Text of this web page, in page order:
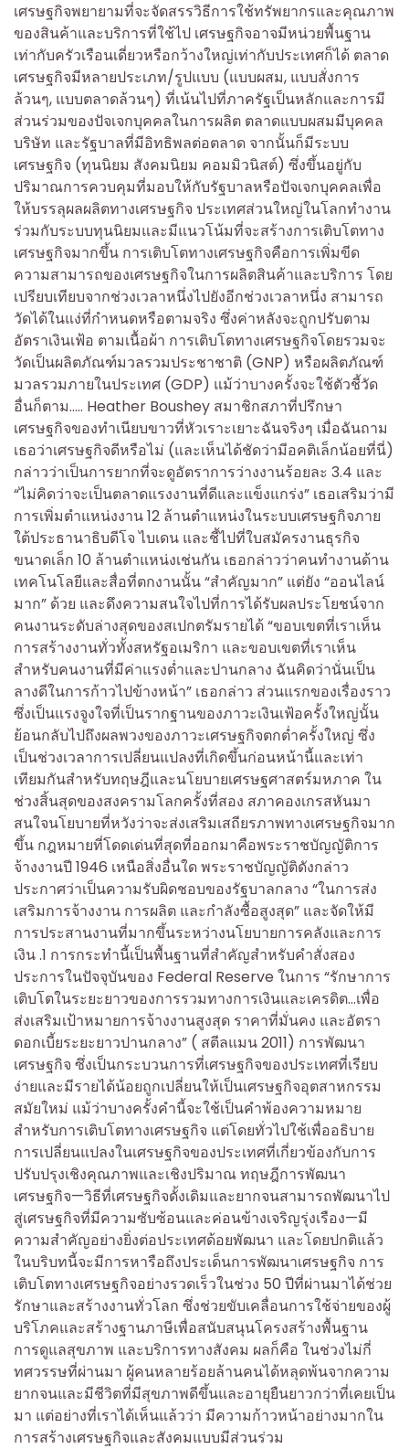
เศรษฐกิจพยายามที่จะจัดสรรวิธีการใช้ทรัพยากรและคุณภาพ
ของสินค้าและบริการที่ใช้ไป เศรษฐกิจอาจมีหน่วยพื้นฐาน
เท่ากับครัวเรือนเดี่ยวหรือกว้างใหญ่เท่ากับประเทศก็ได้ ตลาด
เศรษฐกิจมีหลายประเภท/รูปแบบ (แบบผสม, แบบสั่งการ
ล้วนๆ, แบบตลาดล้วนๆ) ที่เน้นไปที่ภาครัฐเป็นหลักและการมี
ส่วนร่วมของปัจเจกบุคคลในการผลิต ตลาดแบบผสมมีบุคคล
บริษัท และรัฐบาลที่มีอิทธิพลต่อตลาด จากนั้นก็มีระบบ
เศรษฐกิจ (ทุนนิยม สังคมนิยม คอมมิวนิสต์) ซึ่งขึ้นอยู่กับ
ปริมาณการควบคุมที่มอบให้กับรัฐบาลหรือปัจเจกบุคคลเพื่อ
ให้บรรลุผลผลิตทางเศรษฐกิจ ประเทศส่วนใหญ่ในโลกทำงาน
ร่วมกับระบบทุนนิยมและมีแนวโน้มที่จะสร้างการเติบโตทาง
เศรษฐกิจมากขึ้น การเติบโตทางเศรษฐกิจคือการเพิ่มขีด
ความสามารถของเศรษฐกิจในการผลิตสินค้าและบริการ โดย
เปรียบเทียบจากช่วงเวลาหนึ่งไปยังอีกช่วงเวลาหนึ่ง สามารถ
วัดได้ในแง่ที่กำหนดหรือตามจริง ซึ่งค่าหลังจะถูกปรับตาม
อัตราเงินเฟ้อ ตามเนื้อผ้า การเติบโตทางเศรษฐกิจโดยรวมจะ
วัดเป็นผลิตภัณฑ์มวลรวมประชาชาติ (GNP) หรือผลิตภัณฑ์
มวลรวมภายในประเทศ (GDP) แม้ว่าบางครั้งจะใช้ตัวชี้วัด
อื่นก็ตาม….. Heather Boushey สมาชิกสภาที่ปรึกษา
เศรษฐกิจของทำเนียบขาวที่หัวเราะเยาะฉันจริงๆ เมื่อฉันถาม
เธอว่าเศรษฐกิจดีหรือไม่ (และเห็นได้ชัดว่ามีอคติเล็กน้อยที่นี่)
กล่าวว่าเป็นการยากที่จะดูอัตราการว่างงานร้อยละ 3.4 และ
“ไม่คิดว่าจะเป็นตลาดแรงงานที่ดีและแข็งแกร่ง” เธอเสริมว่ามี
การเพิ่มตำแหน่งงาน 12 ล้านตำแหน่งในระบบเศรษฐกิจภาย
ใต้ประธานาธิบดีโจ ไบเดน และชี้ไปที่ใบสมัครงานธุรกิจ
ขนาดเล็ก 10 ล้านตำแหน่งเช่นกัน เธอกล่าวว่าคนทำงานด้าน
เทคโนโลยีและสื่อที่ตกงานนั้น “สำคัญมาก” แต่ยัง “ออนไลน์
มาก” ด้วย และดึงความสนใจไปที่การได้รับผลประโยชน์จาก
คนงานระดับล่างสุดของสเปกตรัมรายได้ “ขอบเขตที่เราเห็น
การสร้างงานทั่วทั้งสหรัฐอเมริกา และขอบเขตที่เราเห็น
สำหรับคนงานที่มีค่าแรงต่ำและปานกลาง ฉันคิดว่านั่นเป็น
ลางดีในการก้าวไปข้างหน้า” เธอกล่าว ส่วนแรกของเรื่องราว
ซึ่งเป็นแรงจูงใจที่เป็นรากฐานของภาวะเงินเฟ้อครั้งใหญ่นั้น
ย้อนกลับไปถึงผลพวงของภาวะเศรษฐกิจตกต่ำครั้งใหญ่ ซึ่ง
เป็นช่วงเวลาการเปลี่ยนแปลงที่เกิดขึ้นก่อนหน้านี้และเท่า
เทียมกันสำหรับทฤษฎีและนโยบายเศรษฐศาสตร์มหภาค ใน
ช่วงสิ้นสุดของสงครามโลกครั้งที่สอง สภาคองเกรสหันมา
สนใจนโยบายที่หวังว่าจะส่งเสริมเสถียรภาพทางเศรษฐกิจมาก
ขึ้น กฎหมายที่โดดเด่นที่สุดที่ออกมาคือพระราชบัญญัติการ
จ้างงานปี 1946 เหนือสิ่งอื่นใด พระราชบัญญัติดังกล่าว
ประกาศว่าเป็นความรับผิดชอบของรัฐบาลกลาง “ในการส่ง
เสริมการจ้างงาน การผลิต และกำลังซื้อสูงสุด” และจัดให้มี
การประสานงานที่มากขึ้นระหว่างนโยบายการคลังและการ
เงิน .1 การกระทำนี้เป็นพื้นฐานที่สำคัญสำหรับคำสั่งสอง
ประการในปัจจุบันของ Federal Reserve ในการ “รักษาการ
เติบโตในระยะยาวของการรวมทางการเงินและเครดิต…เพื่อ
ส่งเสริมเป้าหมายการจ้างงานสูงสุด ราคาที่มั่นคง และอัตรา
ดอกเบี้ยระยะยาวปานกลาง” ( สตีลแมน 2011) การพัฒนา
เศรษฐกิจ ซึ่งเป็นกระบวนการที่เศรษฐกิจของประเทศที่เรียบ
ง่ายและมีรายได้น้อยถูกเปลี่ยนให้เป็นเศรษฐกิจอุตสาหกรรม
สมัยใหม่ แม้ว่าบางครั้งคำนี้จะใช้เป็นคำพ้องความหมาย
สำหรับการเติบโตทางเศรษฐกิจ แต่โดยทั่วไปใช้เพื่ออธิบาย
การเปลี่ยนแปลงในเศรษฐกิจของประเทศที่เกี่ยวข้องกับการ
ปรับปรุงเชิงคุณภาพและเชิงปริมาณ ทฤษฎีการพัฒนา
เศรษฐกิจ—วิธีที่เศรษฐกิจดั้งเดิมและยากจนสามารถพัฒนาไป
สู่เศรษฐกิจที่มีความซับซ้อนและค่อนข้างเจริญรุ่งเรือง—มี
ความสำคัญอย่างยิ่งต่อประเทศด้อยพัฒนา และโดยปกติแล้ว
ในบริบทนี้จะมีการหารือถึงประเด็นการพัฒนาเศรษฐกิจ การ
เติบโตทางเศรษฐกิจอย่างรวดเร็วในช่วง 50 ปีที่ผ่านมาได้ช่วย
รักษาและสร้างงานทั่วโลก ซึ่งช่วยขับเคลื่อนการใช้จ่ายของผู้
บริโภคและสร้างฐานภาษีเพื่อสนับสนุนโครงสร้างพื้นฐาน
การดูแลสุขภาพ และบริการทางสังคม ผลก็คือ ในช่วงไม่กี่
ทศวรรษที่ผ่านมา ผู้คนหลายร้อยล้านคนได้หลุดพ้นจากความ
ยากจนและมีชีวิตที่มีสุขภาพดีขึ้นและอายุยืนยาวกว่าที่เคยเป็น
มา แต่อย่างที่เราได้เห็นแล้วว่า มีความก้าวหน้าอย่างมากใน
การสร้างเศรษฐกิจและสังคมแบบมีส่วนร่วม